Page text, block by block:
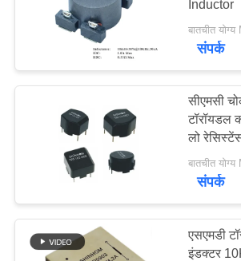
मामले
साइटमैप
Inductor
बातचीत
संपर्क
सीएमसी
टॉरॉयडल
लो
बातचीत
संपर्क
एसएमडी
इंडक्टर